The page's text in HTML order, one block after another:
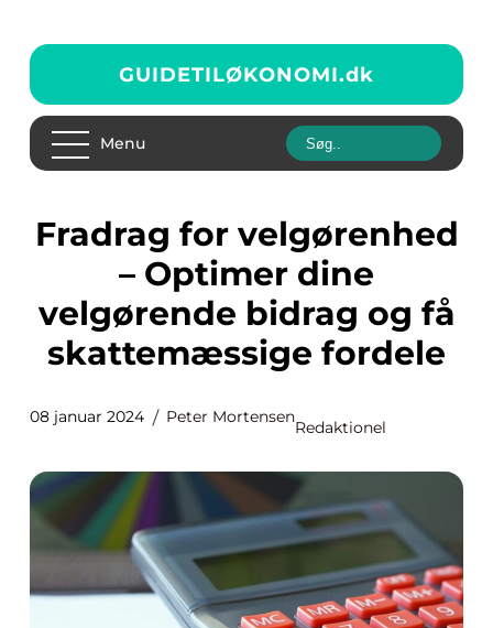
GUIDETILØKONOMI.dk
Menu
Fradrag for velgørenhed
– Optimer dine
velgørende bidrag og få
skattemæssige fordele
08 januar 2024 Peter Mortensen
Redaktionel